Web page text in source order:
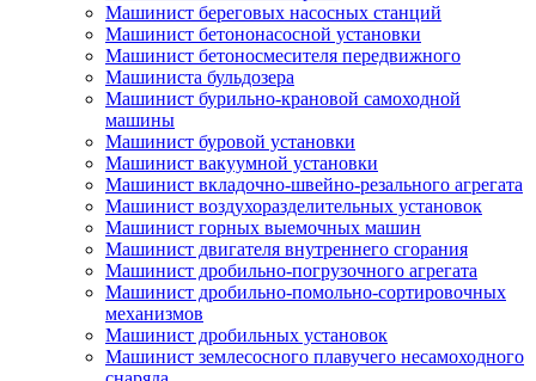
Машинист береговых насосных станций
Машинист бетононасосной установки
Машинист бетоносмесителя передвижного
Машиниста бульдозера
Машинист бурильно-крановой самоходной
машины
Машинист буровой установки
Машинист вакуумной установки
Машинист вкладочно-швейно-резального агрегата
Машинист воздухоразделительных установок
Машинист горных выемочных машин
Машинист двигателя внутреннего сгорания
Машинист дробильно-погрузочного агрегата
Машинист дробильно-помольно-сортировочных
механизмов
Машинист дробильных установок
Машинист землесосного плавучего несамоходного